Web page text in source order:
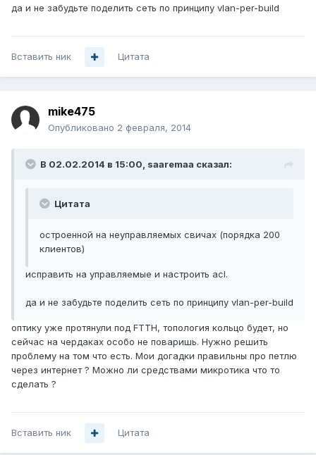
да и не забудьте поделить сеть по принципу vlan-per-build
Вставить ник Цитата
mike475
Опубликовано 2 февраля, 2014
В 02.02.2014 в 15:00, saaremaa сказал:
Цитата
остроенной на неуправляемых свичах (порядка 200
клиентов)
исправить на управляемые и настроить acl.
да и не забудьте поделить сеть по принципу vlan-per-build
оптику уже протянули под FTTH, топология кольцо будет, но
сейчас на чердаках особо не поваришь. Нужно решить
проблему на том что есть. Мои догадки правильны про петлю
через интернет ? Можно ли средствами микротика что то
сделать ?
Вставить ник Цитата